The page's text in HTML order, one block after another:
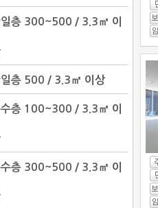
일층 300~500 / 3.3㎡ 이
일층 500 / 3.3㎡ 이상
층 100~300 / 3.3㎡ 이
층 300~500 / 3.3㎡ 이